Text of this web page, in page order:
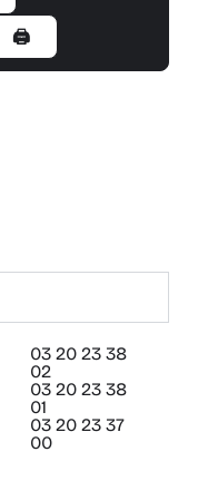
🖨
03 20 23 38
02
03 20 23 38
01
03 20 23 37
00